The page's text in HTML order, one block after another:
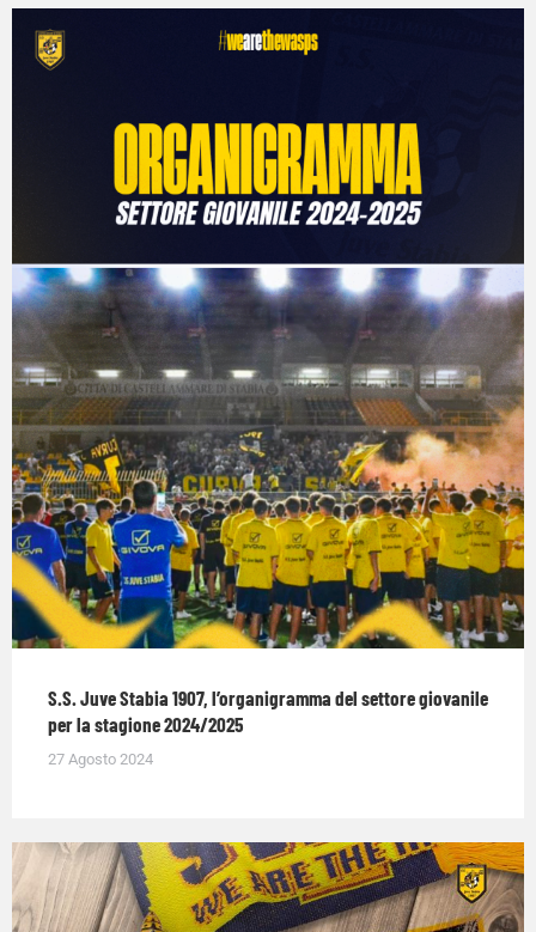
S.S. Juve Stabia 1907, l’organigramma del settore giovanile
per la stagione 2024/2025
27 Agosto 2024